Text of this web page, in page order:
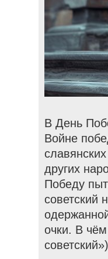
В День
Войне
других
Победу
советский
очки. В